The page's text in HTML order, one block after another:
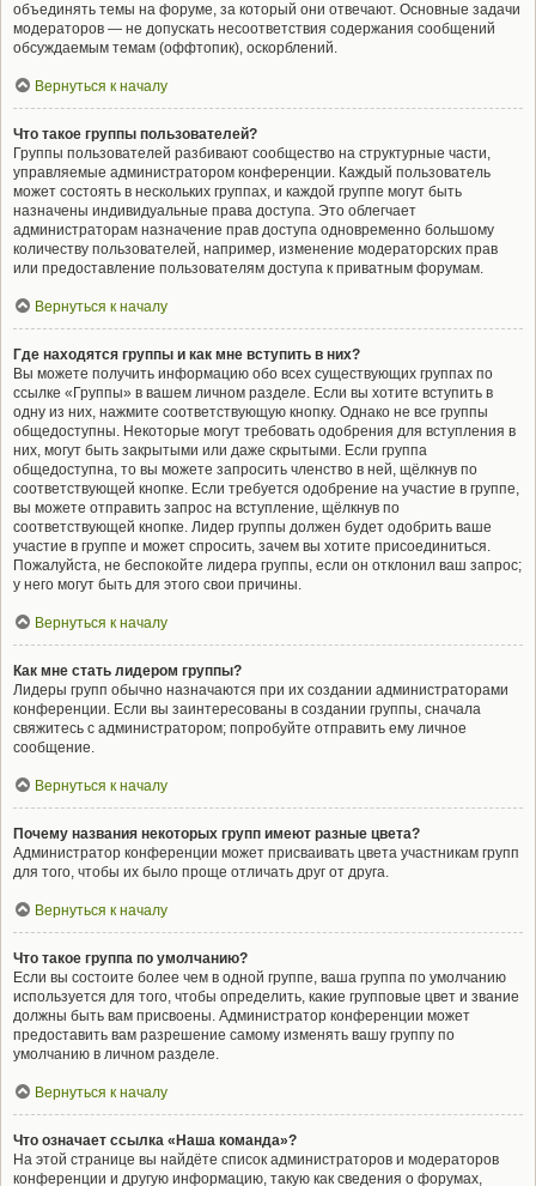
объединять темы на форуме, за который они отвечают. Основные задачи
модераторов — не допускать несоответствия содержания сообщений
обсуждаемым темам (оффтопик), оскорблений.
Вернуться к началу
Что такое группы пользователей?
Группы пользователей разбивают сообщество на структурные части,
управляемые администратором конференции. Каждый пользователь
может состоять в нескольких группах, и каждой группе могут быть
назначены индивидуальные права доступа. Это облегчает
администраторам назначение прав доступа одновременно большому
количеству пользователей, например, изменение модераторских прав
или предоставление пользователям доступа к приватным форумам.
Вернуться к началу
Где находятся группы и как мне вступить в них?
Вы можете получить информацию обо всех существующих группах по
ссылке «Группы» в вашем личном разделе. Если вы хотите вступить в
одну из них, нажмите соответствующую кнопку. Однако не все группы
общедоступны. Некоторые могут требовать одобрения для вступления в
них, могут быть закрытыми или даже скрытыми. Если группа
общедоступна, то вы можете запросить членство в ней, щёлкнув по
соответствующей кнопке. Если требуется одобрение на участие в группе,
вы можете отправить запрос на вступление, щёлкнув по
соответствующей кнопке. Лидер группы должен будет одобрить ваше
участие в группе и может спросить, зачем вы хотите присоединиться.
Пожалуйста, не беспокойте лидера группы, если он отклонил ваш запрос;
у него могут быть для этого свои причины.
Вернуться к началу
Как мне стать лидером группы?
Лидеры групп обычно назначаются при их создании администраторами
конференции. Если вы заинтересованы в создании группы, сначала
свяжитесь с администратором; попробуйте отправить ему личное
сообщение.
Вернуться к началу
Почему названия некоторых групп имеют разные цвета?
Администратор конференции может присваивать цвета участникам групп
для того, чтобы их было проще отличать друг от друга.
Вернуться к началу
Что такое группа по умолчанию?
Если вы состоите более чем в одной группе, ваша группа по умолчанию
используется для того, чтобы определить, какие групповые цвет и звание
должны быть вам присвоены. Администратор конференции может
предоставить вам разрешение самому изменять вашу группу по
умолчанию в личном разделе.
Вернуться к началу
Что означает ссылка «Наша команда»?
На этой странице вы найдёте список администраторов и модераторов
конференции и другую информацию, такую как сведения о форумах,